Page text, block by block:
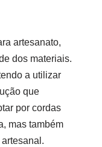
artesanato,
dos materiais.
a utilizar
que
por cordas
mas também